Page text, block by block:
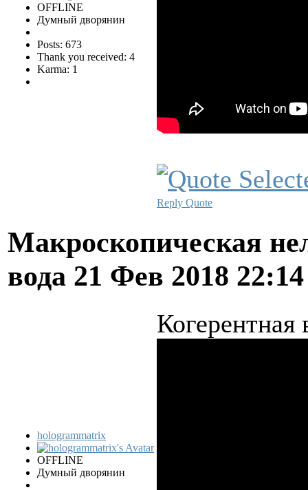
OFFLINE
Думный дворянин
Posts: 673
Thank you received: 4
Karma: 1
Reply Quote
Макроскопическая
вода 21 Фев 2018
hologrammatrix
OFFLINE
Думный дворянин
Когерентная